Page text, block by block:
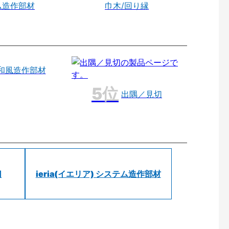
作部材 巾木/回り縁
風造作部材
出隅／見切
ieria(イエリア) システム造作部材